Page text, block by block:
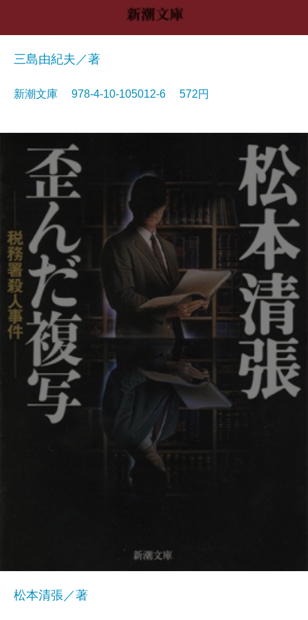
三島由紀夫／著
新潮文庫 978-4-10-105012-6 572円
松本清張／著